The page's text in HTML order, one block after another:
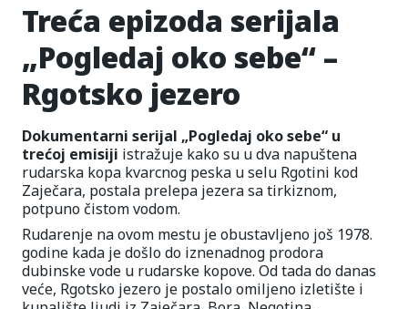
Treća epizoda serijala
„Pogledaj oko sebe“ –
Rgotsko jezero
Dokumentarni serijal „Pogledaj oko sebe“ u
trećoj emisiji istražuje kako su u dva napuštena
rudarska kopa kvarcnog peska u selu Rgotini kod
Zaječara, postala prelepa jezera sa tirkiznom,
potpuno čistom vodom.
Rudarenje na ovom mestu je obustavljeno još 1978.
godine kada je došlo do iznenadnog prodora
dubinske vode u rudarske kopove. Od tada do danas
veće, Rgotsko jezero je postalo omiljeno izletište i